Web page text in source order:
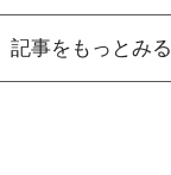
記事をもっとみる